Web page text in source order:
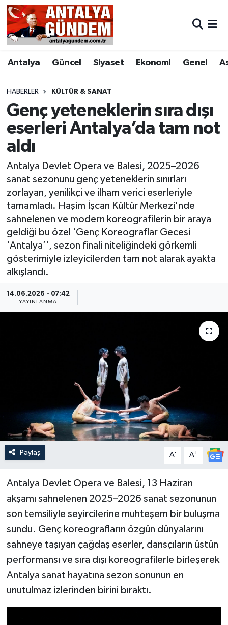
Antalya Güncel Siyaset Ekonomi Genel
HABERLER KÜLTÜR & SANAT
Genç yeteneklerin sıra dışı
eserleri Antalya’da tam not
aldı
Antalya Devlet Opera ve Balesi, 2025–2026
sanat sezonunu genç yeteneklerin sınırları
zorlayan, yenilikçi ve ilham verici eserleriyle
tamamladı. Haşim İşcan Kültür Merkezi'nde
sahnelenen ve modern koreografilerin bir araya
geldiği bu özel ‘Genç Koreograflar Gecesi
'Antalya’', sezon finali niteliğindeki görkemli
gösterimiyle izleyicilerden tam not alarak ayakta
alkışlandı.
14.06.2026 - 07:42
YAYINLANMA
Paylaş A- A+
Antalya Devlet Opera ve Balesi, 13 Haziran
akşamı sahnelenen 2025–2026 sanat sezonunun
son temsiliyle seyircilerine muhteşem bir buluşma
sundu. Genç koreografların özgün dünyalarını
sahneye taşıyan çağdaş eserler, dansçıların üstün
performansı ve sıra dışı koreografilerle birleşerek
Antalya sanat hayatına sezon sonunun en
unutulmaz izlerinden birini bıraktı.
Antalya
Asayiş
Bilim & Teknoloji
Bölge
EĞİTİM
Ekonomi
Genel
Görüntülü Haber
Güncel
Kültür & Sanat
Magazin
Antalya Nöbetçi Eczaneler
Antalya Hava Durumu
Antalya Namaz Vakitleri
Antalya Trafik Yoğunluk Haritası
Süper Lig Puan Durumu ve Fikstür
Tüm Manşetler
Son Dakika Haberleri
Haber Arşivi